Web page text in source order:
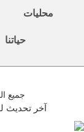
محليات
حياتنا
جميع
آخر تحديث للصفحة